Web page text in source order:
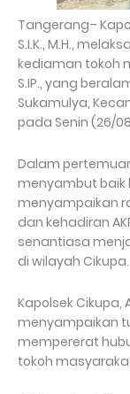
Tangerang–
S.I.K., M.H.,
kediaman tokoh
S.IP., yang
Sukamulya,
pada Senin (26/
Dalam
menyambut baik
menyampaikan
dan kehadiran
senantiasa
di wilayah Cikupa.
Kapolsek Cikupa,
menyampaikan
mempererat
tokoh